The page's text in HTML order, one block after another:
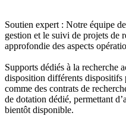
Soutien expert : Notre équipe
gestion et le suivi de projets de
approfondie des aspects
Supports dédiés à la recherche
disposition différents dispositifs
comme des contrats de
de dotation dédié, permettant
bientôt disponible.